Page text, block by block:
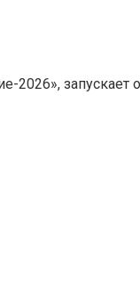
2026», запускает